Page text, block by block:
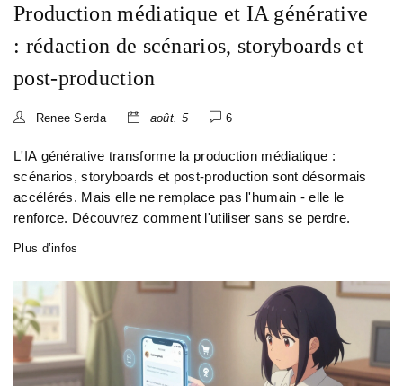
Production médiatique et IA générative
: rédaction de scénarios, storyboards et
post-production
Renee Serda août. 5 6
L'IA générative transforme la production médiatique :
scénarios, storyboards et post-production sont désormais
accélérés. Mais elle ne remplace pas l'humain - elle le
renforce. Découvrez comment l'utiliser sans se perdre.
Plus d’infos